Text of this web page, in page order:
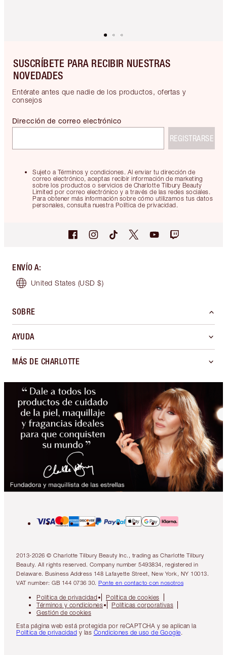
SUSCRÍBETE PARA RECIBIR NUESTRAS
NOVEDADES
Entérate antes que nadie de los productos, ofertas y
consejos
Sujeto a Términos y condiciones. Al enviar tu dirección de
correo electrónico, aceptas recibir información de marketing
sobre los productos o servicios de Charlotte Tilbury Beauty
Limited por correo electrónico y a través de las redes sociales.
Para obtener más información sobre cómo utilizamos tus datos
personales, consulta nuestra Política de privacidad.
Dirección de correo electrónico
REGISTRARSE
ENVÍO A:
United States (USD $)
SOBRE
AYUDA
MÁS DE CHARLOTTE
2013-2026 © Charlotte Tilbury Beauty Inc., trading as Charlotte Tilbury
Beauty. All rights reserved. Company number 5493834, registered in
Delaware. Business Address 148 Lafayette Street, New York, NY 10013.
VAT number: GB 144 0736 30. Ponte en contacto con nosotros
Política de privacidad
Política de cookies
Términos y condiciones
Políticas corporativas
Gestión de cookies
Esta página web está protegida por reCAPTCHA y se aplican la
Política de privacidad y las Condiciones de uso de Google.